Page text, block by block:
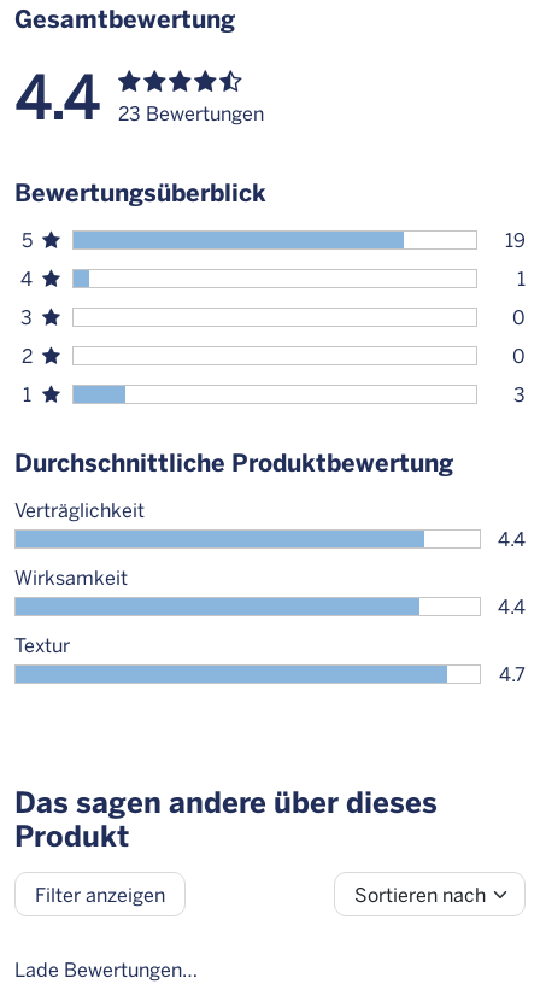
Gesamtbewertung
4.4 23 Bewertungen
Bewertungsüberblick
5
19
4
1
3
0
2
0
1
3
Durchschnittliche Produktbewertung
Verträglichkeit
4.4
Wirksamkeit
4.4
Textur
4.7
Das sagen andere über dieses
Produkt
Filter anzeigen Sortieren nach
Lade Bewertungen…